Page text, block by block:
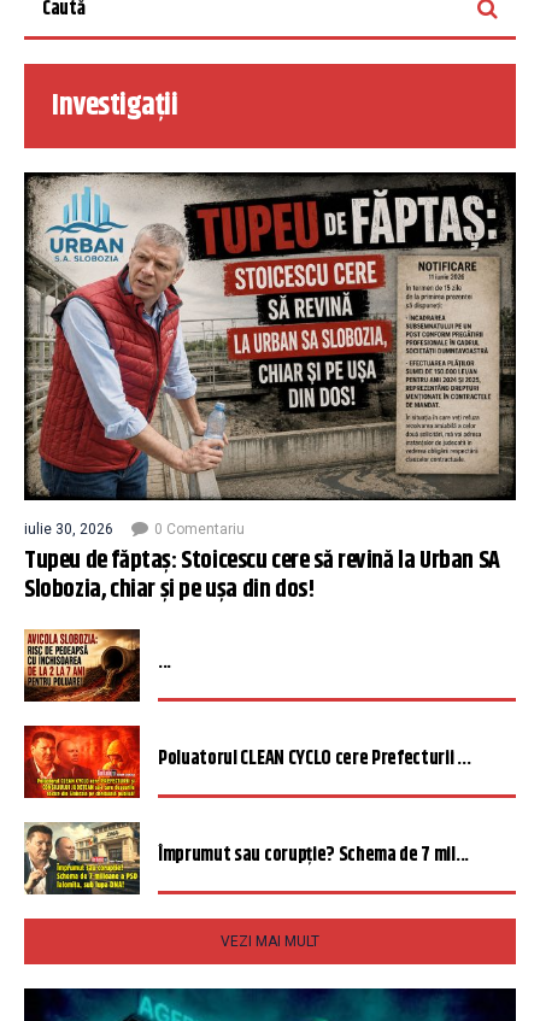
Investigații
iulie 30, 2026 0 Comentariu
Tupeu de făptaș: Stoicescu cere să revină la Urban SA
Slobozia, chiar și pe ușa din dos!
...
Poluatorul CLEAN CYCLO cere Prefecturii ...
Împrumut sau corupție? Schema de 7 mil...
VEZI MAI MULT